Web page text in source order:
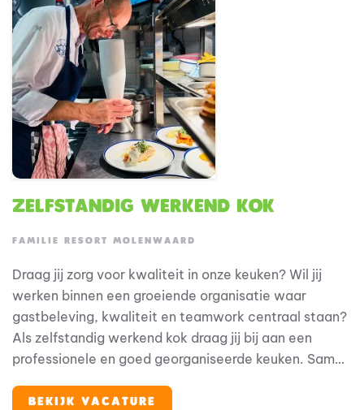
Zelfstandig Werkend Kok
FAMILIE RESORT MOLENWAARD
Draag jij zorg voor kwaliteit in onze keuken? Wil jij
werken binnen een groeiende organisatie waar
gastbeleving, kwaliteit en teamwork centraal staan?
Als zelfstandig werkend kok draag jij bij aan een
professionele en goed georganiseerde keuken. Samen
gerechten en een gastvrije ervaring voor onze
BEKIJK VACATURE